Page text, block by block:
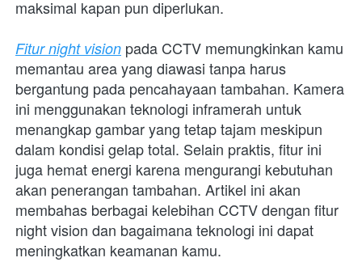
maksimal kapan pun diperlukan.
Fitur night vision pada CCTV memungkinkan kamu
memantau area yang diawasi tanpa harus
bergantung pada pencahayaan tambahan. Kamera
ini menggunakan teknologi inframerah untuk
menangkap gambar yang tetap tajam meskipun
dalam kondisi gelap total. Selain praktis, fitur ini
juga hemat energi karena mengurangi kebutuhan
akan penerangan tambahan. Artikel ini akan
membahas berbagai kelebihan CCTV dengan fitur
night vision dan bagaimana teknologi ini dapat
meningkatkan keamanan kamu.